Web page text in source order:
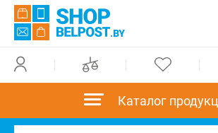
Каталог